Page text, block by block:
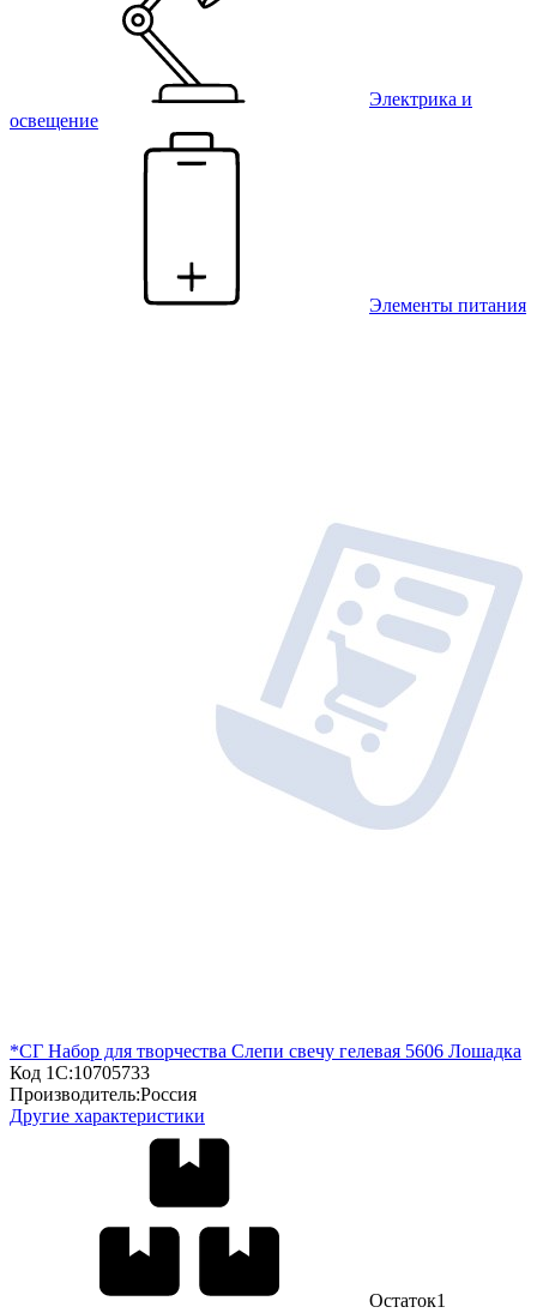
Электрика и
освещение
Элементы питания
*СГ Набор для творчества Слепи свечу гелевая 5606 Лошадка
Код 1С:10705733
Производитель:Россия
Другие характеристики
Остаток1